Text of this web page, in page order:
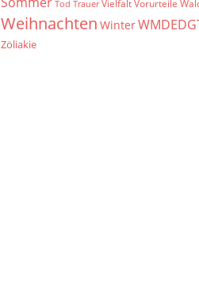
Tod Trauer VielfaltVorurteile
Weihnachten Winter
Zöliakie